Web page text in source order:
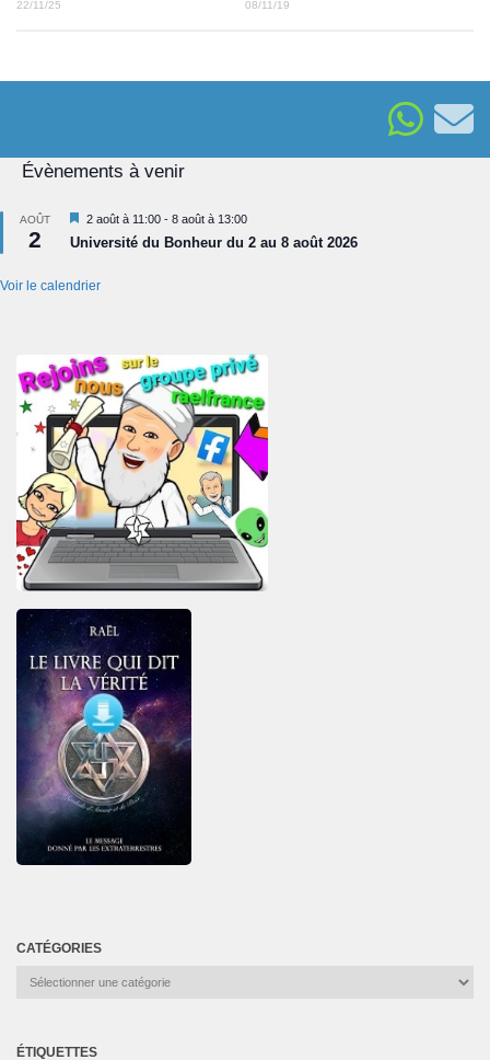
22/11/25 08/11/19
Évènements à venir
AOÛT
2
Mis
en
avant
2 août à 11:00 - 8 août à 13:00
Université du Bonheur du 2 au 8 août 2026
Voir le calendrier
CATÉGORIES
Catégories
ÉTIQUETTES